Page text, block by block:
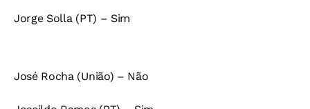
Jorge Solla (PT) – Sim
José Rocha (União) – Não